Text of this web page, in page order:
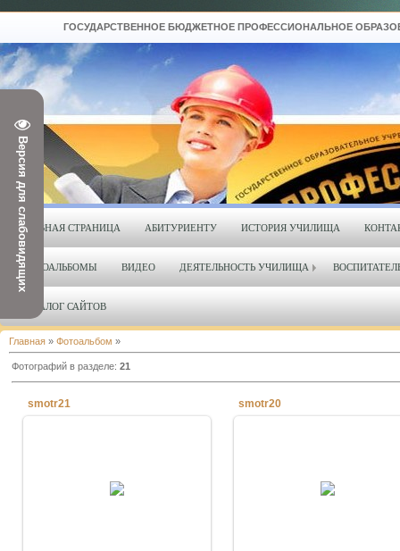
Версия для слабовидящих
ГОСУДАРСТВЕННОЕ БЮДЖЕТНОЕ ПРОФЕССИОНАЛЬНОЕ
ГЛАВНАЯ СТРАНИЦА АБИТУРИЕНТУ ИСТОРИЯ УЧИЛИЩА
ФОТОАЛЬБОМЫ ВИДЕО ДЕЯТЕЛЬНОСТЬ УЧИЛИЩА
КАТАЛОГ САЙТОВ
Главная » Фотоальбом »
Фотографий в разделе: 21
smotr21 smotr20